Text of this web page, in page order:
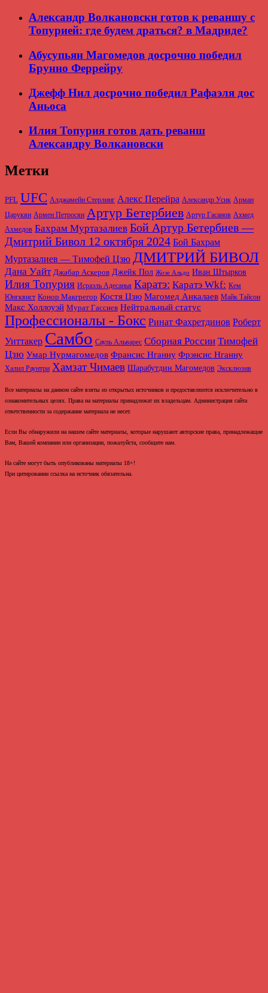
Александр Волкановски готов к реваншу с
Топурией: где будем драться? в Мадриде?
Абусупьян Магомедов досрочно победил
Брунно Феррейру
Джефф Нил досрочно победил Рафаэля дос
Аньоса
Илия Топурия готов дать реванш
Александру Волкановски
Метки
PFL UFC Алджамейн Стерлинг Алекс Перейра Александр Усик Арман
Царукян Армен Петросян Артур Бетербиев Артур Гасанов Ахмед
Ахмедов Бахрам Муртазалиев Бой Артур Бетербиев —
Дмитрий Бивол 12 октября 2024 Бой Бахрам
Муртазалиев — Тимофей Цзю ДМИТРИЙ БИВОЛ
Дана Уайт Джабар Аскеров Джейк Пол Жозе Альдо Иван Штырков
Илия Топурия Исраэль Адесанья Каратэ: Каратэ Wkf: Кем
Юнгквист Конор Макгрегор Костя Цзю Магомед Анкалаев Майк Тайсон
Макс Холлоуэй Мурат Гассиев Нейтральный статус
Профессионалы - Бокс Ринат Фахретдинов Роберт
Уиттакер Самбо Сауль Альварес Сборная России Тимофей
Цзю Умар Нурмагомедов Франсис Нганну Фрэнсис Нганну
Халил Раунтри Хамзат Чимаев Шарабутдин Магомедов Эксклюзив
Все материалы на данном сайте взяты из открытых источников и предоставляются исключительно в
ознакомительных целях. Права на материалы принадлежат их владельцам. Администрация сайта
ответственности за содержание материала не несет.
Если Вы обнаружили на нашем сайте материалы, которые нарушают авторские права, принадлежащие
Вам, Вашей компании или организации, пожалуйста, сообщите нам.
На сайте могут быть опубликованы материалы 18+!
При цитировании ссылка на источник обязательна.